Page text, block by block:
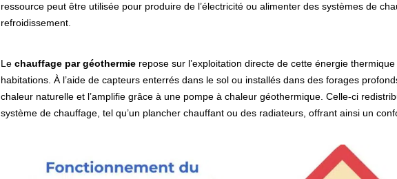
ressource peut être utilisée pour produire de l’électricité ou alimenter des systèmes de
refroidissement.
Le chauffage par géothermierepose sur l’exploitation directe de cette énergie
habitations. À l’aide de capteurs enterrés dans le sol ou installés dans des forages
chaleur naturelle et l’amplifie grâce à une pompe à chaleur géothermique. Celle-ci
système de chauffage, tel qu’un plancher chauffant ou des radiateurs, offrant ainsi un